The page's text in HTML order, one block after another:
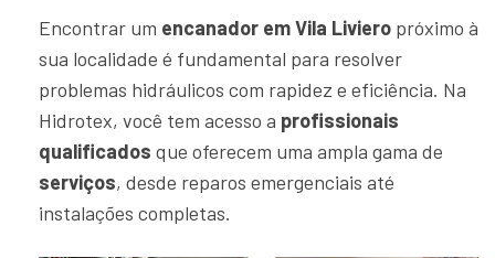
Encontrar um encanador em Vila Liviero próximo à
sua localidade é fundamental para resolver
problemas hidráulicos com rapidez e eficiência. Na
Hidrotex, você tem acesso a profissionais
qualificados que oferecem uma ampla gama de
serviços, desde reparos emergenciais até
instalações completas.